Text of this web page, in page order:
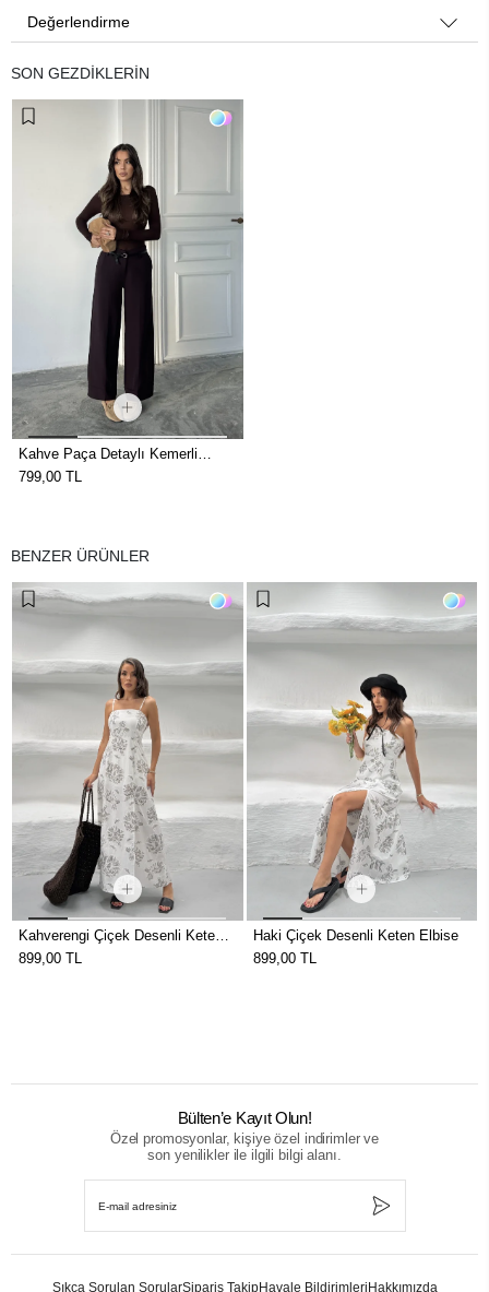
Değerlendirme
SON GEZDİKLERİN
Kahve Paça Detaylı Kemerli
Pantolon
799,00 TL
BENZER ÜRÜNLER
Kahverengi Çiçek Desenli Keten
Elbise
899,00 TL
Haki Çiçek Desenli Keten Elbise
899,00 TL
Bülten’e Kayıt Olun!
Özel promosyonlar, kişiye özel indirimler ve
son yenilikler ile ilgili bilgi alanı.
Sıkça Sorulan SorularSipariş TakipHavale Bildirimleri Hakkımızda